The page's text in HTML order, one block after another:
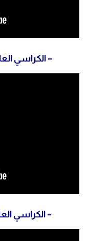
– الكراسي
– الكراسي